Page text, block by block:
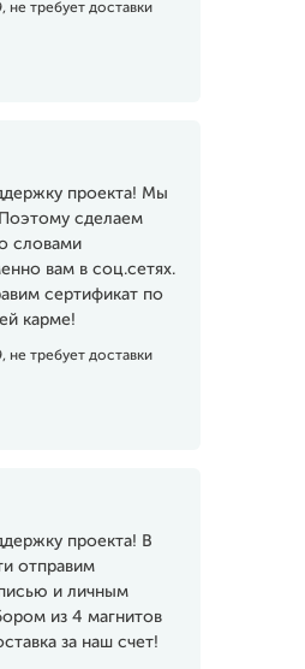
не требует доставки
проекта! Мы
сделаем
словами
вам в соц.сетях.
сертификат по
карме!
не требует доставки
проекта! В
отправим
и личным
из 4 магнитов
за наш счет!